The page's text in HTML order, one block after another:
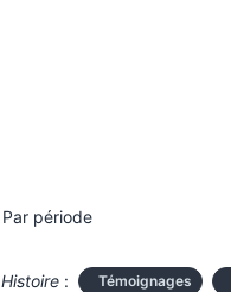
Par période
Histoire : Témoignages